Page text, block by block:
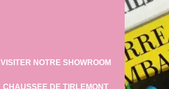
VISITER NOTRE SHOWROOM
CHAUSSEE DE TIRLEMONT